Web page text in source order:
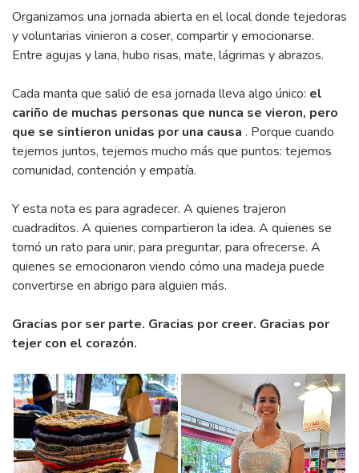
Organizamos una jornada abierta en el local donde tejedoras
y voluntarias vinieron a coser, compartir y emocionarse.
Entre agujas y lana, hubo risas, mate, lágrimas y abrazos.
Cada manta que salió de esa jornada lleva algo único: el
cariño de muchas personas que nunca se vieron, pero
que se sintieron unidas por una causa . Porque cuando
tejemos juntos, tejemos mucho más que puntos: tejemos
comunidad, contención y empatía.
Y esta nota es para agradecer. A quienes trajeron
cuadraditos. A quienes compartieron la idea. A quienes se
tomó un rato para unir, para preguntar, para ofrecerse. A
quienes se emocionaron viendo cómo una madeja puede
convertirse en abrigo para alguien más.
Gracias por ser parte. Gracias por creer. Gracias por
tejer con el corazón.